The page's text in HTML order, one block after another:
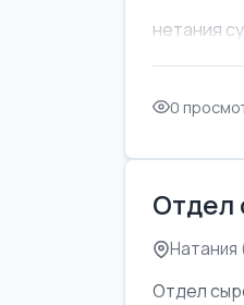
нетания
0
Отдел
Натания
Отдел